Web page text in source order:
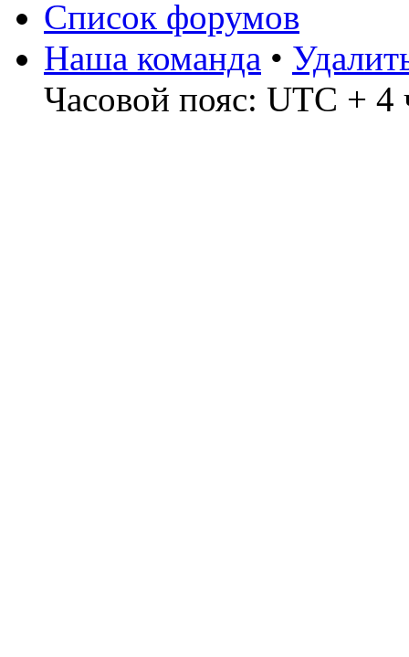
Список форумов
Наша команда •
Часовой пояс: UTC + 4